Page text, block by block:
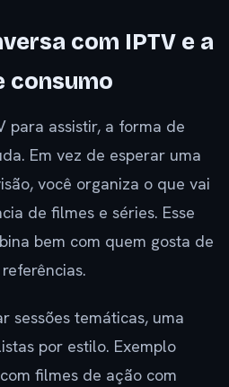
com IPTV e a
consumo
para assistir, a forma de
Em vez de esperar uma
você organiza o que vai
de filmes e séries. Esse
bem com quem gosta de
sessões temáticas, uma
por estilo. Exemplo
filmes de ação com